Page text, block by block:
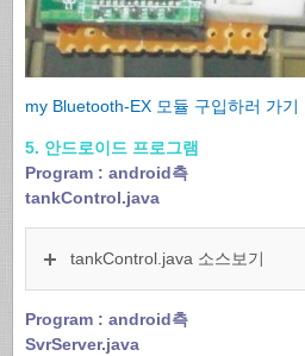
my Bluetooth-EX 모듈 구입하러 가기
5. 안드로이드 프로그램
Program : android측
tankControl.java
tankControl.java 소스보기
Program : android측
SvrServer.java